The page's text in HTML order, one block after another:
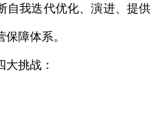
自我迭代优化、演进、提供
障体系。
挑战：